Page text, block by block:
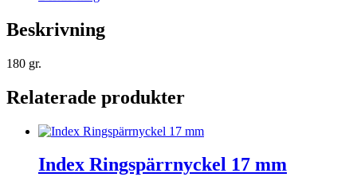
Beskrivning
180 gr.
Relaterade produkter
Index Ringspärrnyckel 17 mm